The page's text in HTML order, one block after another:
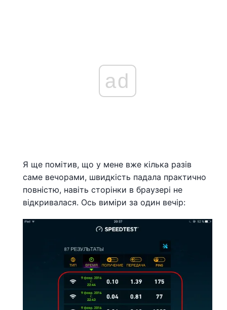
ad
Я ще помітив, що у мене вже кілька разів
саме вечорами, швидкість падала практично
повністю, навіть сторінки в браузері не
відкривалася. Ось виміри за один вечір: